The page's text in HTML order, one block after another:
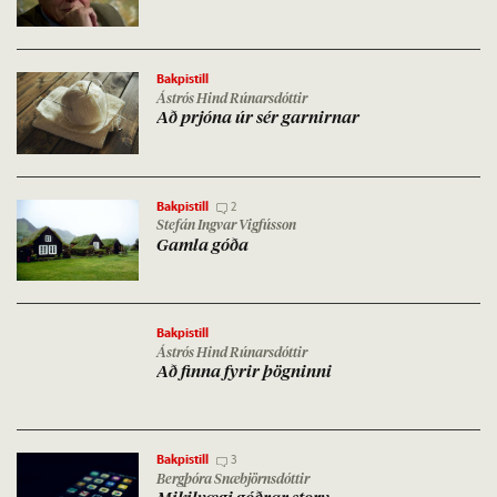
Bakpistill
Ástrós Hind Rúnarsdóttir
Að prjóna úr sér garn­irn­ar
Bakpistill 2
Stefán Ingvar Vigfússon
Gamla góða
Bakpistill
Ástrós Hind Rúnarsdóttir
Að finna fyr­ir þögn­inni
Bakpistill 3
Bergþóra Snæbjörnsdóttir